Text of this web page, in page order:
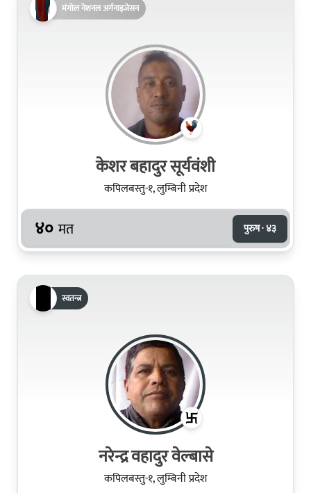
मंगोल नेशनल अर्गनाइजेसन
केशर बहादुर सूर्यवंशी
कपिलबस्तु-१, लुम्बिनी प्रदेश
४० मत पुरुष · ४३
स्वतन्त्र
नरेन्द्र वहादुर वेल्बासे
कपिलबस्तु-१, लुम्बिनी प्रदेश